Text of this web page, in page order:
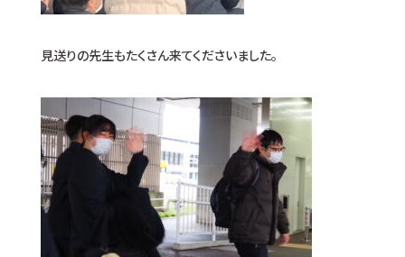
見送りの先生もたくさん来てくださいました。